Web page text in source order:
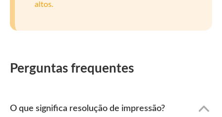
altos.
Perguntas frequentes
O que significa resolução de impressão?